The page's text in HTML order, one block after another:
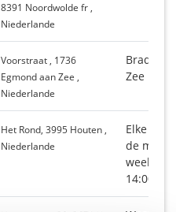
8391 Noordwolde fr ,
Niederlande
Voorstraat , 1736
Egmond aan Zee ,
Niederlande
Braderie
Zee
Het Rond, 3995 Houten ,
Niederlande
Elke 4e
de
14:00